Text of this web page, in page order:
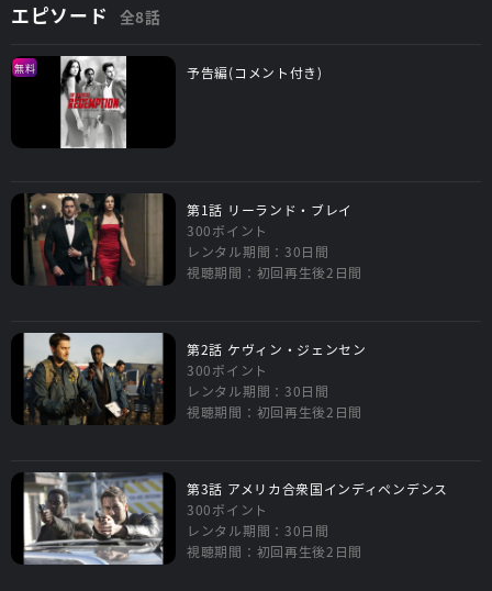
エピソード 全8話
無料 予告編(コメント付き)
第1話 リーランド・ブレイ
300ポイント
レンタル期間：30日間
視聴期間：初回再生後2日間
第2話 ケヴィン・ジェンセン
300ポイント
レンタル期間：30日間
視聴期間：初回再生後2日間
第3話 アメリカ合衆国インディペンデンス
300ポイント
レンタル期間：30日間
視聴期間：初回再生後2日間